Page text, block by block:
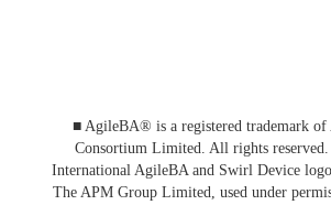
■ AgileBA® is a registered trademark of
Consortium Limited. All rights
International AgileBA and Swirl Device
The APM Group Limited, used under